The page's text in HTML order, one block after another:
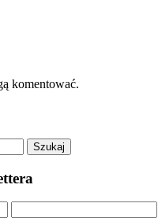
komentować.